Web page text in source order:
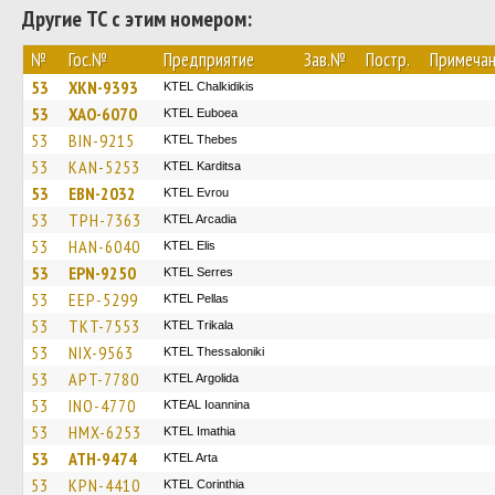
Другие ТС с этим номером:
№ Гос.№ Предприятие Зав.№ Постр.
53 XKN-9393 ΚΤΕL Chalkidikis
53 XAO-6070 ΚΤΕL Euboea
53 BIN-9215 KTEL Thebes
53 KAN-5253 ΚΤΕL Karditsa
53 EBN-2032 KTEL Evrou
53 TPH-7363 KTEL Arcadia
53 HAN-6040 KTEL Elis
53 EPN-9250 KTEL Serres
53 EEP-5299 KTEL Pellas
53 TKT-7553 ΚΤΕL Τrikala
53 NIX-9563 KTEL Thessaloniki
53 APT-7780 KTEL Argolida
53 INO-4770 KTEAL Ioannina
53 HMX-6253 KTEL Imathia
53 ATH-9474 KTEL Arta
53 KPN-4410 KTEL Corinthia